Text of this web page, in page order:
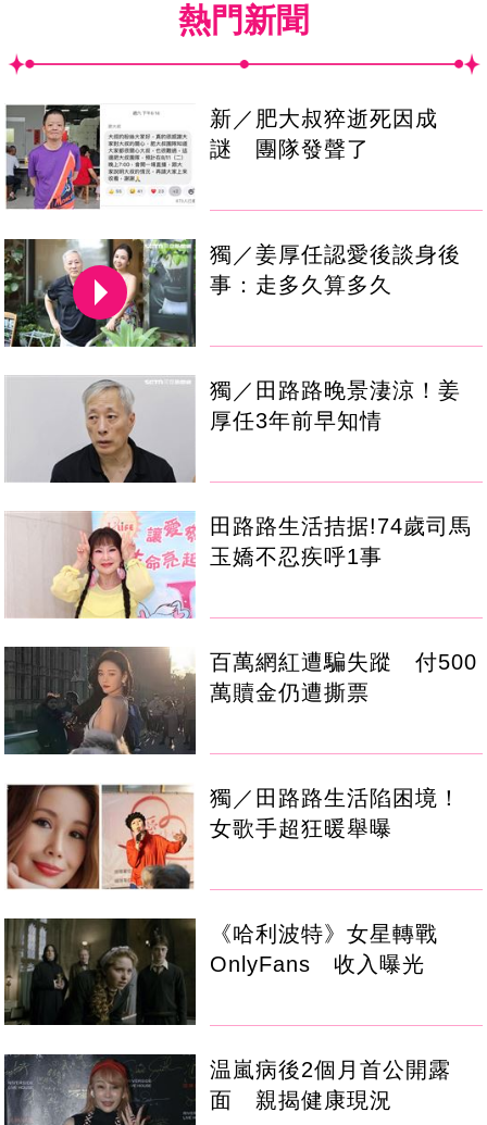
熱門新聞
新／肥大叔猝逝死因成
謎 團隊發聲了
獨／姜厚任認愛後談身後
事：走多久算多久
獨／田路路晚景淒涼！姜
厚任3年前早知情
田路路生活拮据!74歲司馬
玉嬌不忍疾呼1事
百萬網紅遭騙失蹤 付500
萬贖金仍遭撕票
獨／田路路生活陷困境！
女歌手超狂暖舉曝
《哈利波特》女星轉戰
OnlyFans 收入曝光
温嵐病後2個月首公開露
面 親揭健康現況